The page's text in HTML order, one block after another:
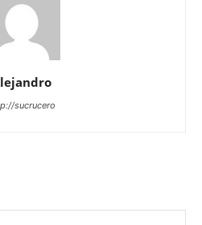
sucrucero